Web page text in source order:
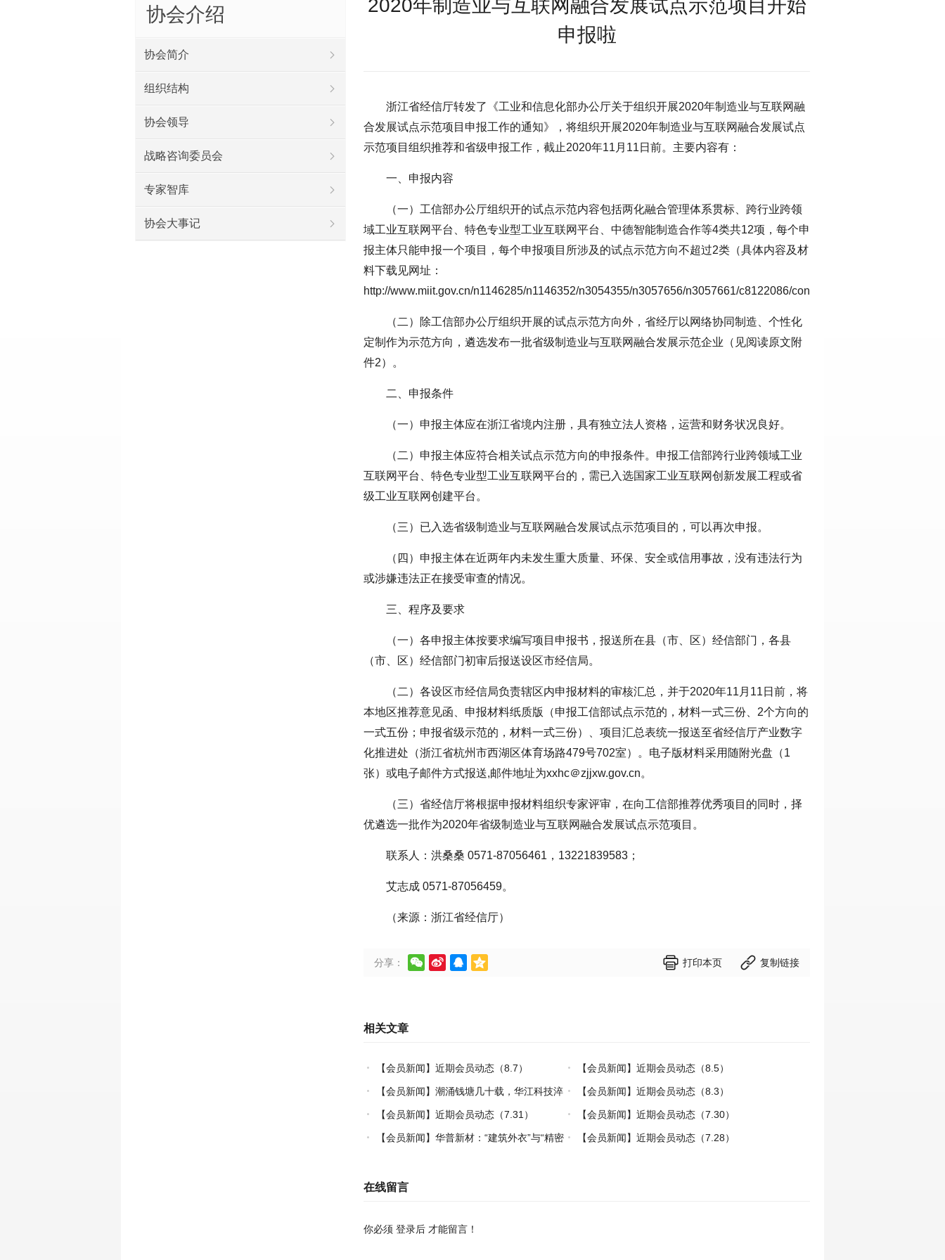
2020年制造业与互联网融合发展试点示范项目开始
申报啦
浙江省经信厅转发了《工业和信息化部办公厅关于组织开展2020年制造业与互联网融
合发展试点示范项目申报工作的通知》，将组织开展2020年制造业与互联网融合发展试点
示范项目组织推荐和省级申报工作，截止2020年11月11日前。主要内容有：
一、申报内容
（一）工信部办公厅组织开的试点示范内容包括两化融合管理体系贯标、跨行业跨领
域工业互联网平台、特色专业型工业互联网平台、中德智能制造合作等4类共12项，每个申
报主体只能申报一个项目，每个申报项目所涉及的试点示范方向不超过2类（具体内容及材
料下载见网址：
http://www.miit.gov.cn/n1146285/n1146352/n3054355/n3057656/n3057661/c8122086/content.html）。
（二）除工信部办公厅组织开展的试点示范方向外，省经厅以网络协同制造、个性化
定制作为示范方向，遴选发布一批省级制造业与互联网融合发展示范企业（见阅读原文附
件2）。
二、申报条件
（一）申报主体应在浙江省境内注册，具有独立法人资格，运营和财务状况良好。
（二）申报主体应符合相关试点示范方向的申报条件。申报工信部跨行业跨领域工业
互联网平台、特色专业型工业互联网平台的，需已入选国家工业互联网创新发展工程或省
级工业互联网创建平台。
（三）已入选省级制造业与互联网融合发展试点示范项目的，可以再次申报。
（四）申报主体在近两年内未发生重大质量、环保、安全或信用事故，没有违法行为
或涉嫌违法正在接受审查的情况。
三、程序及要求
（一）各申报主体按要求编写项目申报书，报送所在县（市、区）经信部门，各县
（市、区）经信部门初审后报送设区市经信局。
（二）各设区市经信局负责辖区内申报材料的审核汇总，并于2020年11月11日前，将
本地区推荐意见函、申报材料纸质版（申报工信部试点示范的，材料一式三份、2个方向的
一式五份；申报省级示范的，材料一式三份）、项目汇总表统一报送至省经信厅产业数字
化推进处（浙江省杭州市西湖区体育场路479号702室）。电子版材料采用随附光盘（1
张）或电子邮件方式报送,邮件地址为xxhc＠zjjxw.gov.cn。
（三）省经信厅将根据申报材料组织专家评审，在向工信部推荐优秀项目的同时，择
优遴选一批作为2020年省级制造业与互联网融合发展试点示范项目。
联系人：洪桑桑 0571-87056461，13221839583；
艾志成 0571-87056459。
（来源：浙江省经信厅）
分享：      打印本页  复制链接
相关文章
【会员新闻】近期会员动态（8.7） 【会员新闻】近期会员动态（8.5）
【会员新闻】潮涌钱塘几十载，华江科技淬
炼热塑复材中国力量
【会员新闻】近期会员动态（8.3）
【会员新闻】近期会员动态（7.31） 【会员新闻】近期会员动态（7.30）
【会员新闻】华普新材：“建筑外衣”与“精密
【会员新闻】近期会员动态（7.28）
在线留言
你必须 登录后 才能留言！
协会介绍
协会简介
组织结构
协会领导
战略咨询委员会
专家智库
协会大事记